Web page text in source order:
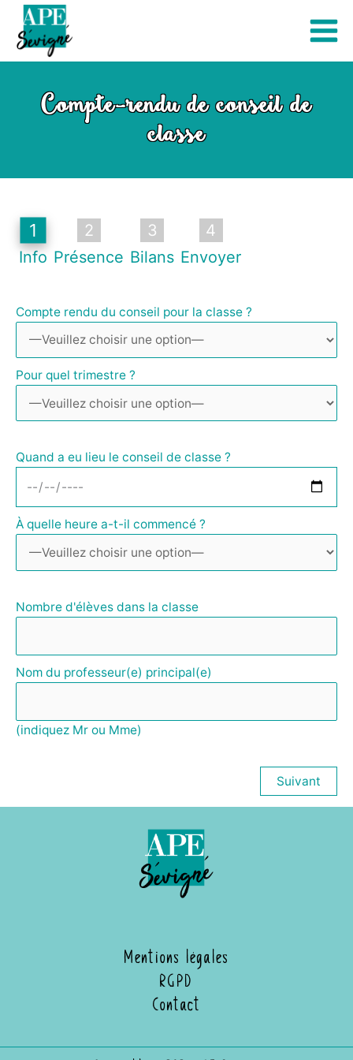
Aller
contenu
Main
Compte-rendu de conseil de
classe
1
Info
2
Présence
3
Bilans
4
Envoyer
Compte rendu du conseil pour la classe ?
Pour quel trimestre ?
Quand a eu lieu le conseil de classe ?
À quelle heure a-t-il commencé ?
Nombre d'élèves dans la classe
Nom du professeur(e) principal(e)
(indiquez Mr ou Mme)
Suivant
Mentions légales
RGPD
Contact